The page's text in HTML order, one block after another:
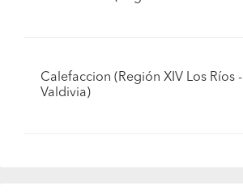
Calefaccion (Región XIV Los Ríos -
Valdivia)